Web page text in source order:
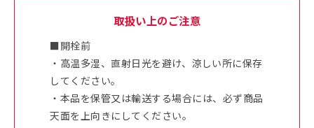
取扱い上のご注意
■開栓前
・高温多湿、直射日光を避け、涼しい所に保存
してください。
・本品を保管又は輸送する場合には、必ず商品
天面を上向きにしてください。